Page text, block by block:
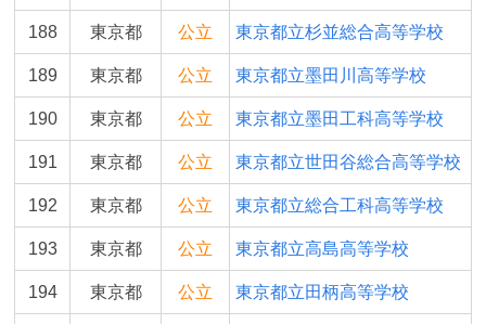
188 東京都 公立 東京都立杉並総合高等学校
189 東京都 公立 東京都立墨田川高等学校
190 東京都 公立 東京都立墨田工科高等学校
191 東京都 公立 東京都立世田谷総合高等学校
192 東京都 公立 東京都立総合工科高等学校
193 東京都 公立 東京都立高島高等学校
194 東京都 公立 東京都立田柄高等学校